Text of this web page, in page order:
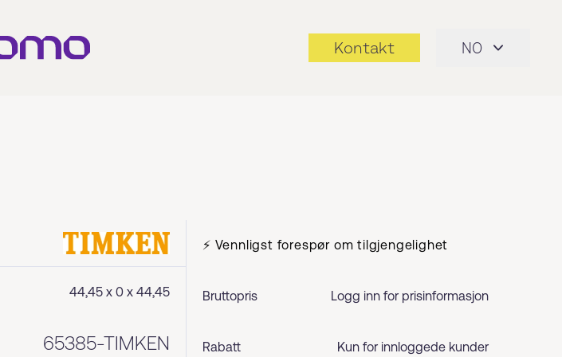
Kontakt NO
44,45 x 0 x 44,45
65385-TIMKEN
⚡ Vennligst forespør om tilgjengelighet
Bruttopris Logg inn for prisinformasjon
Rabatt Kun for innloggede kunder